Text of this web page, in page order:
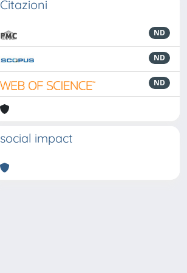
Citazioni
ND
ND
ND
social impact